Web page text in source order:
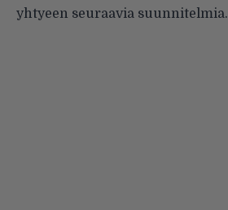
yhtyeen seuraavia suunnitelmia.